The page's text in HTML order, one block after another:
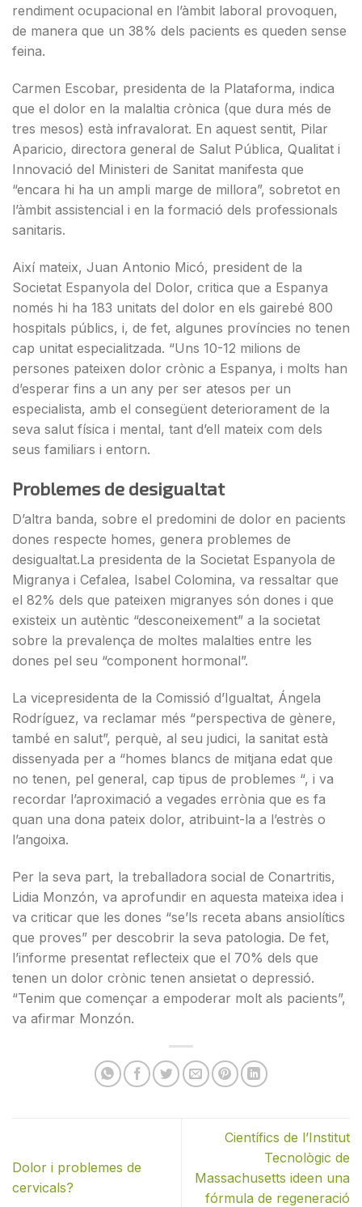
rendiment ocupacional en l’àmbit laboral provoquen,
de manera que un 38% dels pacients es queden sense
feina.
Carmen Escobar, presidenta de la Plataforma, indica
que el dolor en la malaltia crònica (que dura més de
tres mesos) està infravalorat. En aquest sentit, Pilar
Aparicio, directora general de Salut Pública, Qualitat i
Innovació del Ministeri de Sanitat manifesta que
“encara hi ha un ampli marge de millora”, sobretot en
l’àmbit assistencial i en la formació dels professionals
sanitaris.
Així mateix, Juan Antonio Micó, president de la
Societat Espanyola del Dolor, critica que a Espanya
només hi ha 183 unitats del dolor en els gairebé 800
hospitals públics, i, de fet, algunes províncies no tenen
cap unitat especialitzada. “Uns 10-12 milions de
persones pateixen dolor crònic a Espanya, i molts han
d’esperar fins a un any per ser atesos per un
especialista, amb el consegüent deteriorament de la
seva salut física i mental, tant d’ell mateix com dels
seus familiars i entorn.
Problemes de desigualtat
D’altra banda, sobre el predomini de dolor en pacients
dones respecte homes, genera problemes de
desigualtat.La presidenta de la Societat Espanyola de
Migranya i Cefalea, Isabel Colomina, va ressaltar que
el 82% dels que pateixen migranyes són dones i que
existeix un autèntic “desconeixement” a la societat
sobre la prevalença de moltes malalties entre les
dones pel seu “component hormonal”.
La vicepresidenta de la Comissió d’Igualtat, Ángela
Rodríguez, va reclamar més “perspectiva de gènere,
també en salut”, perquè, al seu judici, la sanitat està
dissenyada per a “homes blancs de mitjana edat que
no tenen, pel general, cap tipus de problemes “, i va
recordar l’aproximació a vegades errònia que es fa
quan una dona pateix dolor, atribuint-la a l’estrès o
l’angoixa.
Per la seva part, la treballadora social de Conartritis,
Lidia Monzón, va aprofundir en aquesta mateixa idea i
va criticar que les dones “se’ls receta abans ansiolítics
que proves” per descobrir la seva patologia. De fet,
l’informe presentat reflecteix que el 70% dels que
tenen un dolor crònic tenen ansietat o depressió.
“Tenim que començar a empoderar molt als pacients”,
va afirmar Monzón.
Dolor i problemes de
cervicals?
Científics de l’Institut
Tecnològic de
Massachusetts ideen una
fórmula de regeneració